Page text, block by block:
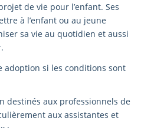
de vie pour l’enfant. Ses
à l’enfant ou au jeune
sa vie au quotidien et aussi
adoption si les conditions sont
destinés aux professionnels de
aux assistantes et